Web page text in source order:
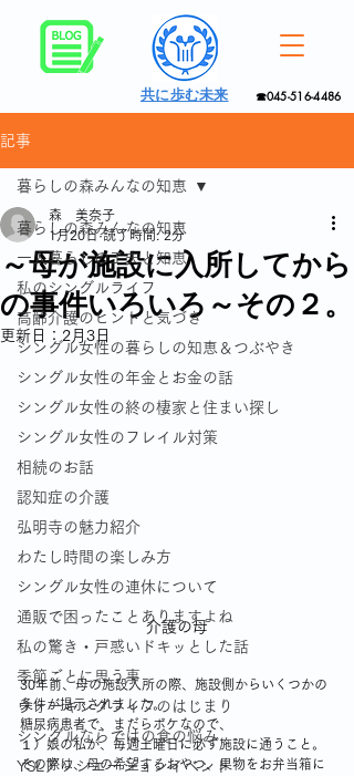
☎045-516-4486
共に歩む未来
記事
暮らしの森みんなの知恵
一人暮らしの工夫と知恵
私のシングルライフ
高齢介護のヒントと気づき
シングル女性の暮らしの知恵＆つぶやき
シングル女性の年金とお金の話
シングル女性の終の棲家と住まい探し
シングル女性のフレイル対策
相続のお話
認知症の介護
弘明寺の魅力紹介
わたし時間の楽しみ方
シングル女性の連休について
通販で困ったことありますよね
私の驚き・戸惑いドキッとした話
季節ごとに思う事
ウォーキングライフのはじまり
シングルならではの食の悩み
YSLアソシエーションイベント
暮らしの森みんなの知恵
～母が施設に入所してから
の事件いろいろ～その２。
森 美奈子
1月20日 読了時間: 2分
更新日： 2月3日
介護の母
30年前、母の施設入所の際、施設側からいくつかの
条件が提示されました。
糖尿病患者で、まだらボケなので、
１）娘の私が、毎週土曜日に必ず施設に通うこと。
その際は、母の希望するおやつ、果物をお弁当箱に